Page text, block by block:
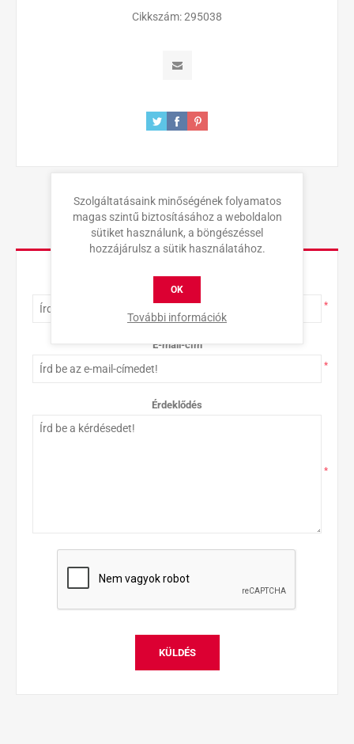
Cikkszám:295038
KAPCSOLAT
Teljes név
*
E-mail-cím
*
Érdeklődés
*
KÜLDÉS
Szolgáltatásaink minőségének folyamatos
magas szintű biztosításához a weboldalon
sütiket használunk, a böngészéssel
hozzájárulsz a sütik használatához.
OK
További információk